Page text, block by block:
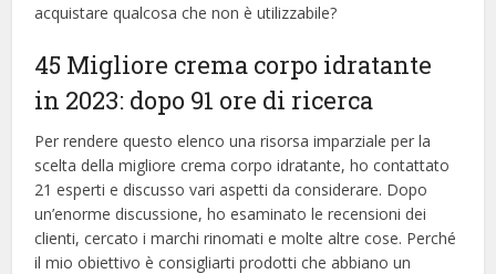
acquistare qualcosa che non è utilizzabile?
45 Migliore crema corpo idratante
in 2023: dopo 91 ore di ricerca
Per rendere questo elenco una risorsa imparziale per la
scelta della migliore crema corpo idratante, ​​ho contattato
21 esperti e discusso vari aspetti da considerare. Dopo
un’enorme discussione, ho esaminato le recensioni dei
clienti, cercato i marchi rinomati e molte altre cose. Perché
il mio obiettivo è consigliarti prodotti che abbiano un